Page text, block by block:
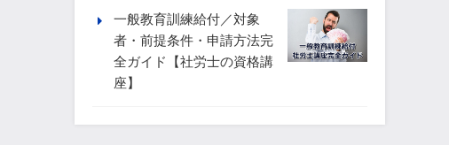
一般教育訓練給付／対象
者・前提条件・申請方法完
全ガイド【社労士の資格講
座】